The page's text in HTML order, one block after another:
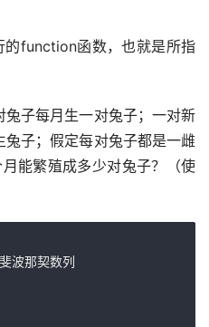
function函数，也就是所指
子每月生一对兔子；一对新
子；假定每对兔子都是一雌
能繁殖成多少对兔子？（使
那契数列